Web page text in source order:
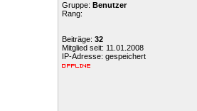
Gruppe: Benutzer
Rang:
Beiträge: 32
Mitglied seit: 11.01.2008
IP-Adresse: gespeichert